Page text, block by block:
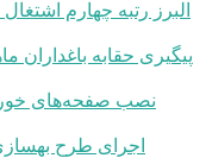
اجرای طرح بهسازی معابر در ۵۵